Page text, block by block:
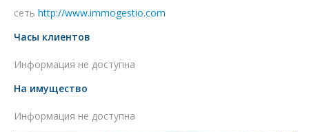
сеть http://www.immogestio.com
Часы клиентов
Информация не доступна
На имущество
Информация не доступна